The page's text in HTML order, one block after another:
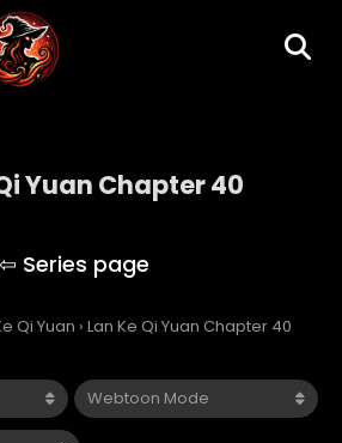
Yuan Chapter 40
Qi Yuan › Lan Ke Qi Yuan Chapter 40